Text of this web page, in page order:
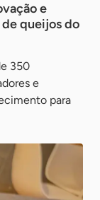
e
queijos do
350
e
para